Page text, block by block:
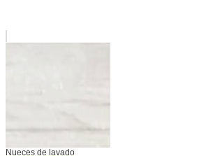
Nueces de lavado